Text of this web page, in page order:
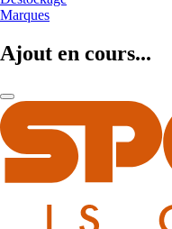
Marques
Ajout en cours...